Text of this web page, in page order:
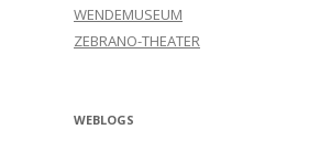
WENDEMUSEUM
ZEBRANO-THEATER
WEBLOGS